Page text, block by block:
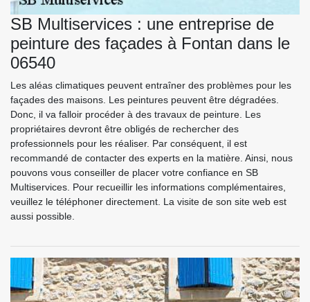
SB Multiservices : une entreprise de
peinture des façades à Fontan dans le
06540
Les aléas climatiques peuvent entraîner des problèmes pour les
façades des maisons. Les peintures peuvent être dégradées.
Donc, il va falloir procéder à des travaux de peinture. Les
propriétaires devront être obligés de rechercher des
professionnels pour les réaliser. Par conséquent, il est
recommandé de contacter des experts en la matière. Ainsi, nous
pouvons vous conseiller de placer votre confiance en SB
Multiservices. Pour recueillir les informations complémentaires,
veuillez le téléphoner directement. La visite de son site web est
aussi possible.